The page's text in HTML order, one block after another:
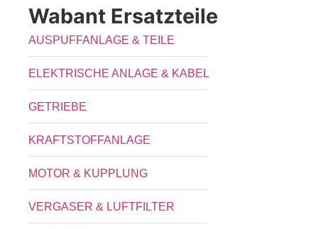
Wabant Ersatzteile
AUSPUFFANLAGE & TEILE
ELEKTRISCHE ANLAGE & KABEL
GETRIEBE
KRAFTSTOFFANLAGE
MOTOR & KUPPLUNG
VERGASER & LUFTFILTER